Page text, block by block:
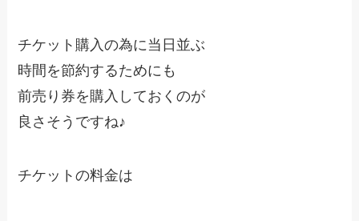
チケット購入の為に当日並ぶ
時間を節約するためにも
前売り券を購入しておくのが
良さそうですね♪
チケットの料金は